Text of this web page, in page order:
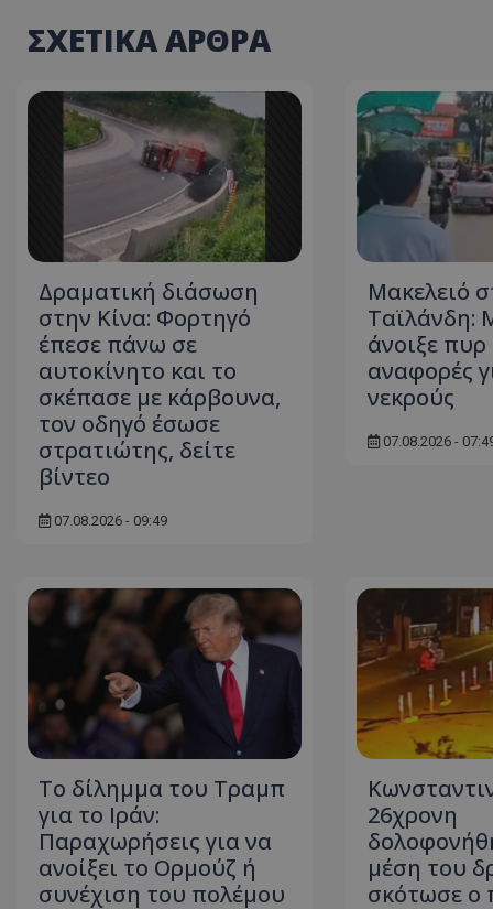
ΣΧΕΤΙΚΑ ΑΡΘΡΑ
Δραματική διάσωση
στην Κίνα: Φορτηγό
έπεσε πάνω σε
αυτοκίνητο και το
σκέπασε με κάρβουνα,
τον οδηγό έσωσε
στρατιώτης, δείτε
βίντεο
07.08.2026 - 09:49
Μακελειό
Ταϊλάνδη:
άνοιξε πυρ
αναφορές
νεκρούς
07.08.2026 -
Το δίλημμα του Τραμπ
για το Ιράν:
Παραχωρήσεις για να
ανοίξει το Ορμούζ ή
συνέχιση του πολέμου
26χρονη
μέση του
σκότωσε ο
__cf_bm
__cf_bm
msToken